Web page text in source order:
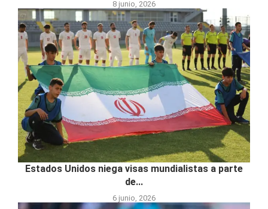
8 junio, 2026
Estados Unidos niega visas mundialistas a parte
de...
6 junio, 2026